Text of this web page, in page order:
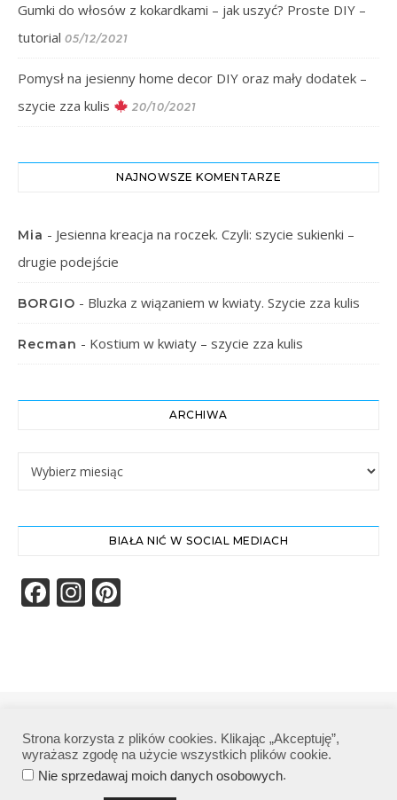
Gumki do włosów z kokardkami – jak uszyć? Proste DIY –
tutorial 05/12/2021
Pomysł na jesienny home decor DIY oraz mały dodatek –
szycie zza kulis
20/10/2021
NAJNOWSZE KOMENTARZE
Mia - Jesienna kreacja na roczek. Czyli: szycie sukienki –
drugie podejście
BORGIO - Bluzka z wiązaniem w kwiaty. Szycie zza kulis
Recman - Kostium w kwiaty – szycie zza kulis
ARCHIWA
Archiwa
BIAŁA NIĆ W SOCIAL MEDIACH
Facebook
Instagram
Polityka prywatności
Strona korzysta z plików cookies. Klikając „Akceptuję”,
wyrażasz zgodę na użycie wszystkich plików cookie.
Nie sprzedawaj moich danych osobowych.